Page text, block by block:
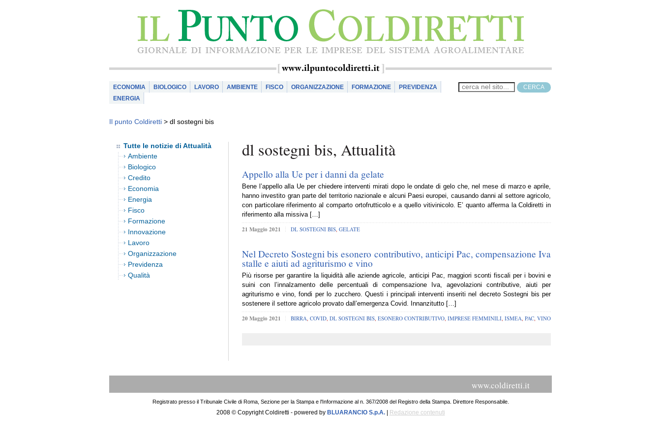
ECONOMIA BIOLOGICO LAVORO AMBIENTE FISCO ORGANIZZAZIONE FORMAZIONE
PREVIDENZA
ENERGIA
Il punto Coldiretti > dl sostegni bis
Tutte le notizie di Attualità
Ambiente
Biologico
Credito
Economia
Energia
Fisco
Formazione
Innovazione
Lavoro
Organizzazione
Previdenza
Qualità
dl sostegni bis, Attualità
Appello alla Ue per i danni da gelate
Bene l’appello alla Ue per chiedere interventi mirati dopo le ondate di gelo che, nel mese di marzo e aprile,
hanno investito gran parte del territorio nazionale e alcuni Paesi europei, causando danni al settore agricolo,
con particolare riferimento al comparto ortofrutticolo e a quello vitivinicolo. E’ quanto afferma la Coldiretti in
riferimento alla missiva […]
21 Maggio 2021 DL SOSTEGNI BIS GELATE
Nel Decreto Sostegni bis esonero contributivo, anticipi Pac, compensazione Iva
stalle e aiuti ad agriturismo e vino
Più risorse per garantire la liquidità alle aziende agricole, anticipi Pac, maggiori sconti fiscali per i bovini e
suini con l’innalzamento delle percentuali di compensazione Iva, agevolazioni contributive, aiuti per
agriturismo e vino, fondi per lo zucchero. Questi i principali interventi inseriti nel decreto Sostegni bis per
sostenere il settore agricolo provato dall’emergenza Covid. Innanzitutto […]
20 Maggio 2021 BIRRA COVID DL SOSTEGNI BIS ESONERO CONTRIBUTIVO IMPRESE FEMMINILI ISMEA PAC VINO
www.coldiretti.it
Registrato presso il Tribunale Civile di Roma, Sezione per la Stampa e l'Informazione al n. 367/2008 del Registro della Stampa. Direttore Responsabile.
2008 © Copyright Coldiretti - powered by BLUARANCIO S.p.A.| Redazione contenuti